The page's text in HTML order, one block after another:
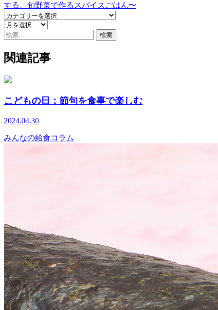
する、旬野菜で作るスパイスごはん〜
検
関連記事
こどもの日：節句を食事で楽しむ
2024.04.30
みんなの給食コラム